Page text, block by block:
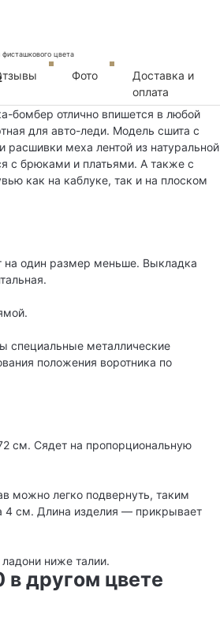
Фото
Доставка и
оплата
бомбер отлично впишется в любой
для авто-леди. Модель сшита с
расшивки меха лентой из натуральной
с брюками и платьями. А также с
как на каблуке, так и на плоском
на один размер меньше. Выкладка
специальные металлические
положения воротника по
см. Сядет на пропорциональную
можно легко подвернуть, таким
4 см. Длина изделия — прикрывает
ниже талии.
другом цвете